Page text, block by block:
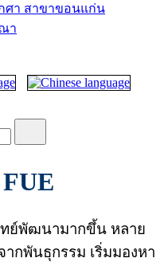
ศา สาขาขอนแก่น
า
ย์พัฒนามากขึ้น หลาย
กพันธุกรรม เริ่มมองหา